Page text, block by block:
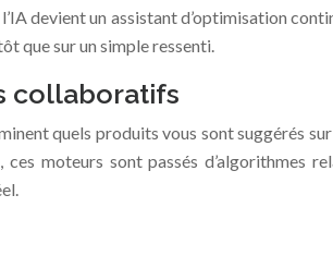
devient un assistant d’optimisation
que sur un simple ressenti.
collaboratifs
quels produits vous sont suggérés
moteurs sont passés d’algorithmes